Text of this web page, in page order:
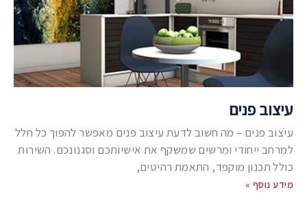
עיצוב פנים
עיצוב פנים – מה חשוב לדעת עיצוב פנים מאפשר להפוך כל חלל
למרחב ייחודי ומרשים שמשקף את אישיותכם וסגנונכם. השירות
כולל תכנון מוקפד, התאמת רהיטים,
מידע נוסף »